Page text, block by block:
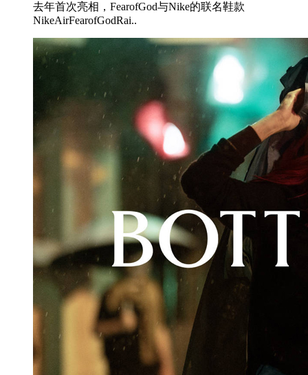
去年首次亮相，FearofGod与Nike的联名鞋款
NikeAirFearofGodRai..